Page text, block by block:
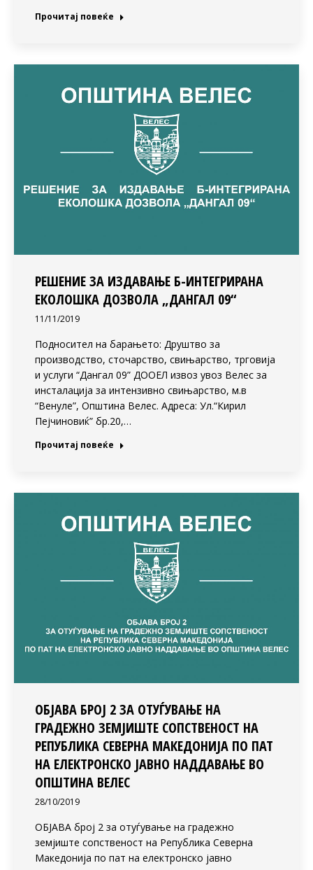
Прочитај повеќе
РЕШЕНИЕ ЗА ИЗДАВАЊЕ Б-ИНТЕГРИРАНА
ЕКОЛОШКА ДОЗВОЛА „ДАНГАЛ 09“
11/11/2019
Подносител на барањето: Друштво за
производство, сточарство, свињарство, трговија
и услуги “Дангал 09” ДООЕЛ извоз увоз Велес за
инсталација за интензивно свињарство, м.в
“Венуле”, Општина Велес. Адреса: Ул.“Кирил
Пејчиновиќ” бр.20,…
Прочитај повеќе
ОБЈАВА БРОЈ 2 ЗА ОТУЃУВАЊЕ НА
ГРАДЕЖНО ЗЕМЈИШТЕ СОПСТВЕНОСТ НА
РЕПУБЛИКА СЕВЕРНА МАКЕДОНИЈА ПО ПАТ
НА ЕЛЕКТРОНСКО ЈАВНО НАДДАВАЊЕ ВО
ОПШТИНА ВЕЛЕС
28/10/2019
ОБЈАВА број 2 за отуѓување на градежно
земјиште сопственост на Република Северна
Македонија по пат на електронско јавно